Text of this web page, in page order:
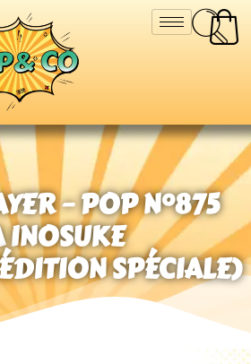
– POP N°875
SPÉCIALE)